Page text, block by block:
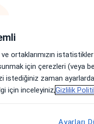
Lisans
endüstriyel
Özel bir
olup doktora
ortaklarımızın
için çerezleri (veya
istediğiniz zaman
için inceleyiniz,Gizlilik
Ayarları